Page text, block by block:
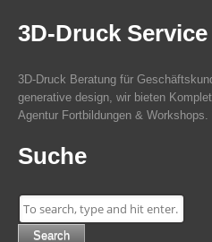
3D-Druck Service
3D-Druck Beratung für
generative design, wir bieten
Agentur Fortbildungen &
Suche
Search